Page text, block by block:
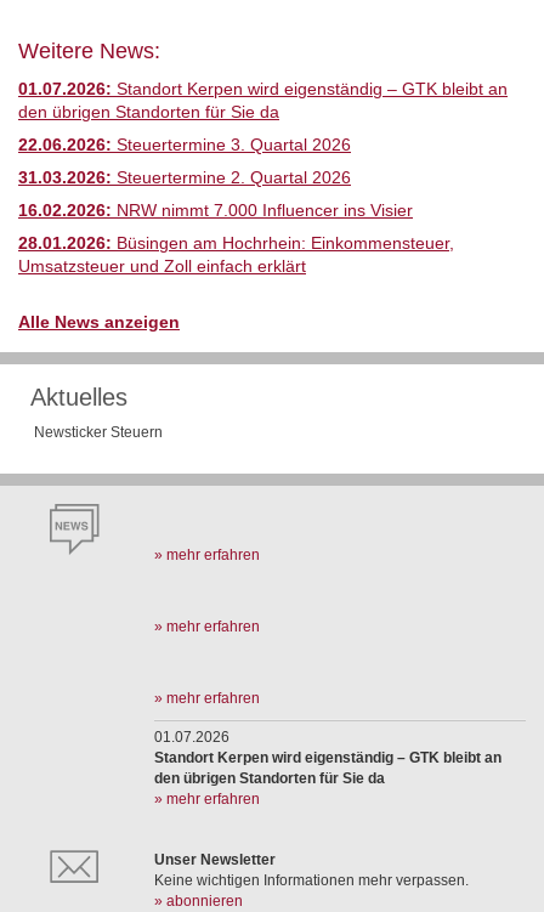
Weitere News:
01.07.2026: Standort Kerpen wird eigenständig – GTK bleibt an
den übrigen Standorten für Sie da
22.06.2026: Steuertermine 3. Quartal 2026
31.03.2026: Steuertermine 2. Quartal 2026
16.02.2026: NRW nimmt 7.000 Influencer ins Visier
28.01.2026: Büsingen am Hochrhein: Einkommensteuer,
Umsatzsteuer und Zoll einfach erklärt
Alle News anzeigen
Aktuelles
Newsticker Steuern
» mehr erfahren
» mehr erfahren
» mehr erfahren
01.07.2026
Standort Kerpen wird eigenständig – GTK bleibt an
den übrigen Standorten für Sie da
» mehr erfahren
Unser Newsletter
Keine wichtigen Informationen mehr verpassen.
» abonnieren